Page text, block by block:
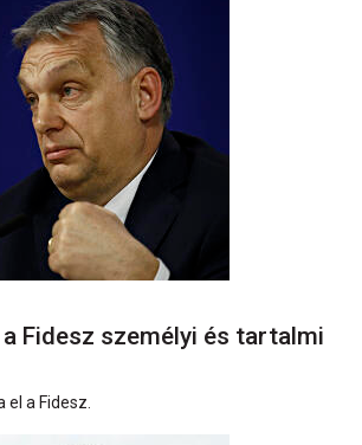
Fidesz személyi és tartalmi
el a Fidesz.